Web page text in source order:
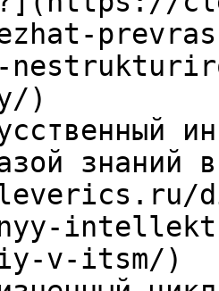
)
знаний
v-itsm/)